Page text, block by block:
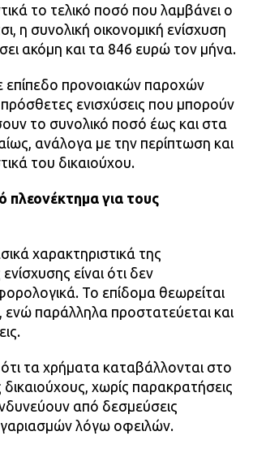
το τελικό ποσό που λαμβάνει ο
η συνολική οικονομική ενίσχυση
ακόμη και τα 846 ευρώ τον μήνα.
επίπεδο προνοιακών παροχών
ενισχύσεις που μπορούν
το συνολικό ποσό έως και στα
ανάλογα με την περίπτωση και
του δικαιούχου.
πλεονέκτημα για τους
χαρακτηριστικά της
είναι ότι δεν
Το επίδομα θεωρείται
παράλληλα προστατεύεται και
τα χρήματα καταβάλλονται στο
χωρίς παρακρατήσεις
από δεσμεύσεις
λόγω οφειλών.